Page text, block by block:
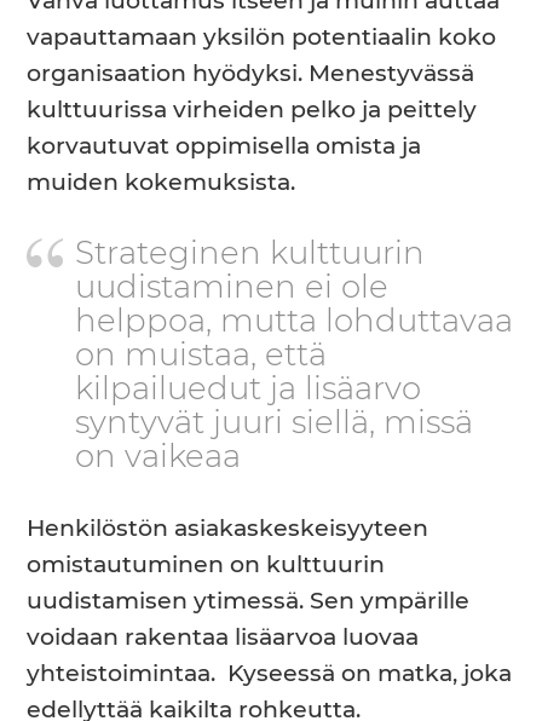
vapauttamaan yksilön potentiaalin koko
organisaation hyödyksi. Menestyvässä
kulttuurissa virheiden pelko ja peittely
korvautuvat oppimisella omista ja
muiden kokemuksista.
Strateginen kulttuurin
uudistaminen ei ole
helppoa, mutta lohduttavaa
on muistaa, että
kilpailuedut ja lisäarvo
syntyvät juuri siellä, missä
on vaikeaa
Henkilöstön asiakaskeskeisyyteen
omistautuminen on kulttuurin
uudistamisen ytimessä. Sen ympärille
voidaan rakentaa lisäarvoa luovaa
yhteistoimintaa. Kyseessä on matka, joka
edellyttää kaikilta rohkeutta.